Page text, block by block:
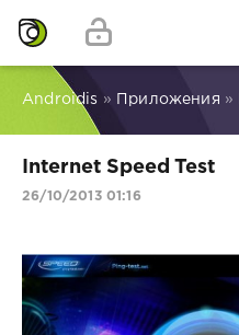
Androidis » Приложения »
Internet Speed Test
26/10/2013 01:16